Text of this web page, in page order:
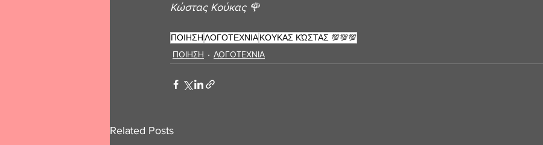
Κώστας Κούκας 🌹
ΠΟΙΗΣΗΛΟΓΟΤΕΧΝΙΑΚΟΥΚΑΣ ΚΏΣΤΑΣ 💯💯💯
ΠΟΙΗΣΗ ΛΟΓΟΤΕΧΝΙΑ
Related Posts